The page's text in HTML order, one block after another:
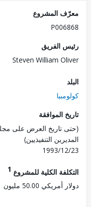
المشروع
الفريق
Steven William
الموافقة
تاريخ العرض على مجلس
التنفيذيين)
1993/
الكلية للمشروع1
50.00 مليون